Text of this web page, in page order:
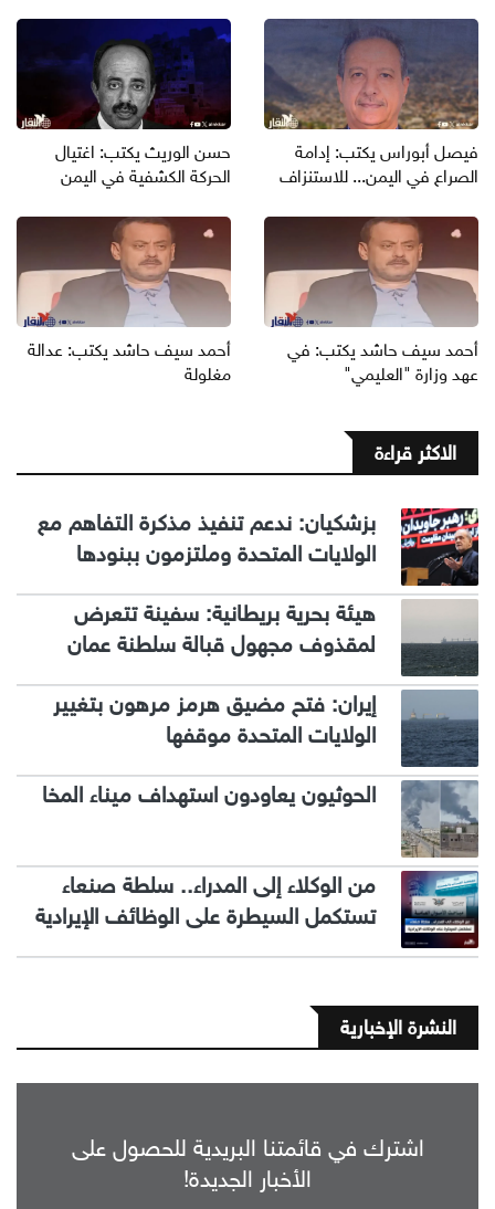
فيصل أبوراس يكتب: إدامة
الصراع في اليمن... للاستنزاف
حسن الوريث يكتب: اغتيال
الحركة الكشفية في اليمن
أحمد سيف حاشد يكتب: في
عهد وزارة "العليمي"
أحمد سيف حاشد يكتب: عدالة
مغلولة
الاكثر قراءة
بزشكيان: ندعم تنفيذ مذكرة التفاهم مع
الولايات المتحدة وملتزمون ببنودها
هيئة بحرية بريطانية: سفينة تتعرض
لمقذوف مجهول قبالة سلطنة عمان
إيران: فتح مضيق هرمز مرهون بتغيير
الولايات المتحدة موقفها
الحوثيون يعاودون استهداف ميناء المخا
من الوكلاء إلى المدراء.. سلطة صنعاء
تستكمل السيطرة على الوظائف الإيرادية
النشرة الإخبارية
اشترك في قائمتنا البريدية للحصول على
الأخبار الجديدة!